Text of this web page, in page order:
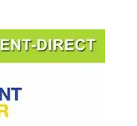
assurés auprès de